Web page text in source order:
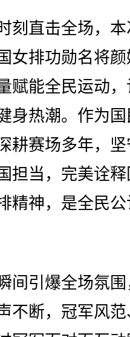
直击全场，本
女排功勋名将
赋能全民运动
身热潮。作为
耕赛场多年，
担当，完美诠
精神，是全民
引爆全场氛围
不断，冠军风